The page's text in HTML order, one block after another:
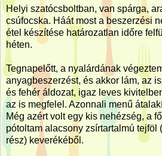
Helyi szatócsboltban, van spárga,
csúfocska. Háát most a beszerzési
étel készítése határozatlan időre
héten.
Tegnapelőtt, a nyalárdának
anyagbeszerzést, és akkor lám, az
és fehér áldozat, igaz leves
az is megfelel. Azonnali menű
Még azért volt egy kis nehézség, a
pótoltam alacsony zsírtartalmú tejföl
rész) keverékéből.